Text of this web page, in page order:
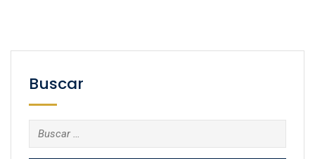
Buscar
Buscar: